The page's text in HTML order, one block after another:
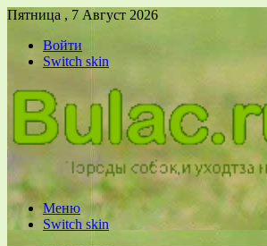
Пятница , 7 Август 2026
Войти
Switch skin
Меню
Switch skin